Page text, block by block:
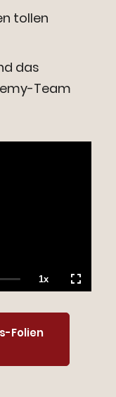
tollen
das
Team
:
1xPlayback
Rate
Folien